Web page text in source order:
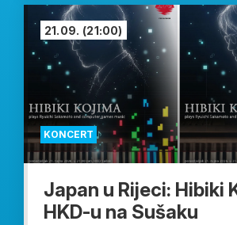
KONCERT
21.09. (21:00)
Japan u Rijeci: Hibiki
HKD-u na Sušaku